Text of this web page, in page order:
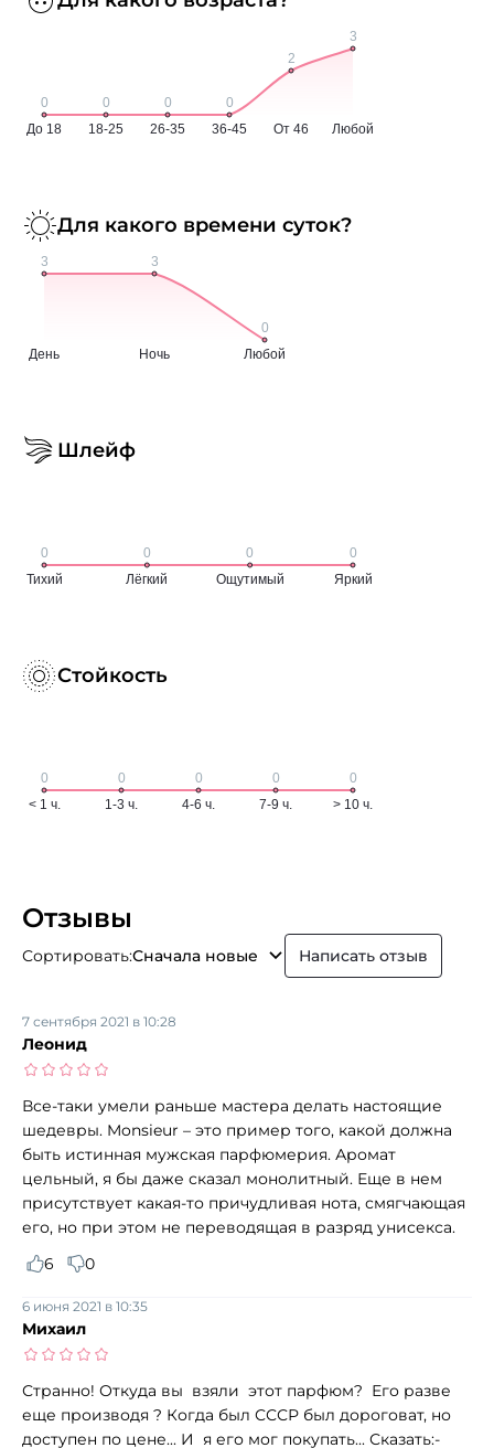
Для какого времени суток?
Шлейф
Стойкость
Отзывы
Сортировать:Сначала новые Написать отзыв
Леонид
7 сентября 2021 в 10:28
Все-таки умели раньше мастера делать настоящие
шедевры. Monsieur – это пример того, какой должна
быть истинная мужская парфюмерия. Аромат
цельный, я бы даже сказал монолитный. Еще в нем
присутствует какая-то причудливая нота, смягчающая
его, но при этом не переводящая в разряд унисекса.
6
0
Михаил
6 июня 2021 в 10:35
Странно! Откуда вы взяли этот парфюм? Его разве
еще производя ? Когда был СССР был дороговат, но
доступен по цене... И я его мог покупать... Сказать:-